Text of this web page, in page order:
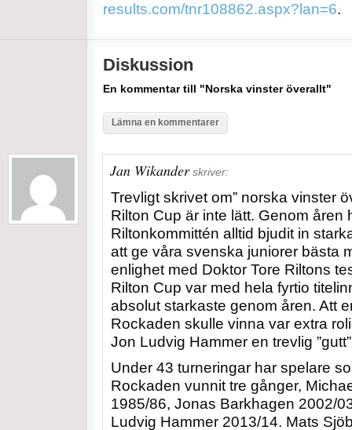
results.com/tnr108862.aspx?lan=6.
Diskussion
En kommentar till "Norska vinster överallt"
Lämna en kommentarer
Jan Wikander skriver:
Trevligt skrivet om” norska vinster
Rilton Cup är inte lätt. Genom åren
Riltonkommittén alltid bjudit in
att ge våra svenska juniorer bästa
enlighet med Doktor Tore Riltons
Rilton Cup var med hela fyrtio
absolut starkaste genom åren. Att
Rockaden skulle vinna var extra
Jon Ludvig Hammer en trevlig
Under 43 turneringar har spelare
Rockaden vunnit tre gånger,
1985/86, Jonas Barkhagen 2002/
Ludvig Hammer 2013/14. Mats